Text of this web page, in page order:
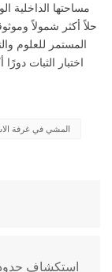
مساحتها الداخلية
حلاً أكثر شمولاً
المستمر للعلوم
اختبار الثبات
المشي في غرفة
استكشاف حدود